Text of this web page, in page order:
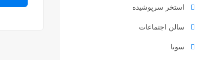
استخر سرپوشیده
سالن اجتماعات
سونا